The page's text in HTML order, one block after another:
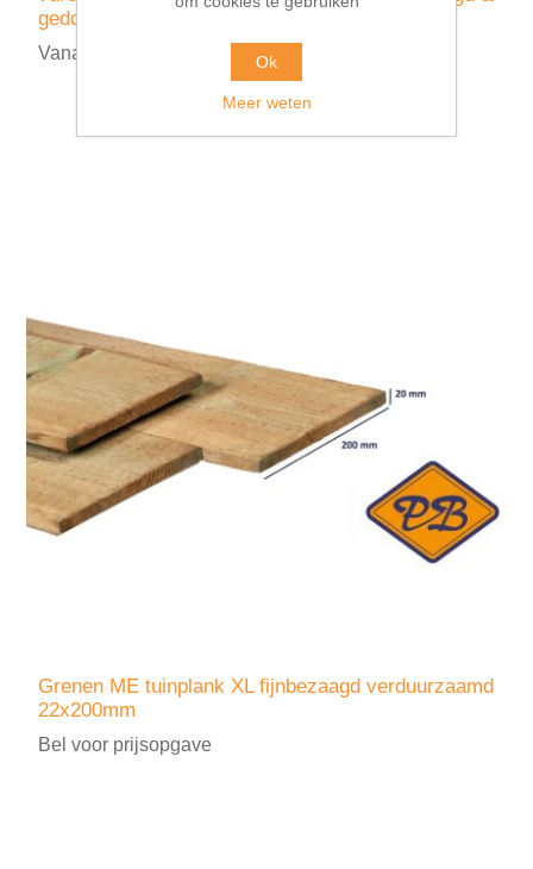
gedompeld 32x200mm
Vanaf €42,75 incl. BTW
Grenen ME tuinplank XL fijnbezaagd verduurzaamd
22x200mm
Bel voor prijsopgave
Ok
Meer weten